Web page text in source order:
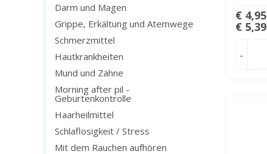
Darm und Magen
Grippe, Erkältung und Atemwege
Schmerzmittel
Hautkrankheiten
Mund und Zähne
Morning after pil -
Geburtenkontrolle
Haarheilmittel
Schlaflosigkeit / Stress
Mit dem Rauchen aufhören
€ 4,95
€ 5,39
-